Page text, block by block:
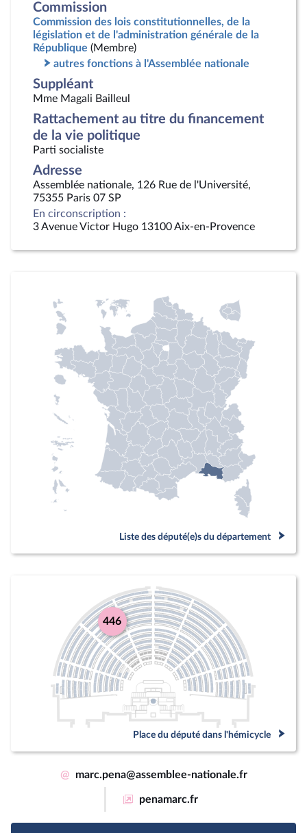
Commission
Commission des lois constitutionnelles, de la
législation et de l'administration générale de la
République (Membre)
autres fonctions à l'Assemblée nationale
Suppléant
Mme Magali Bailleul
Rattachement au titre du financement
de la vie politique
Parti socialiste
Adresse
Assemblée nationale, 126 Rue de l'Université,
75355 Paris 07 SP
En circonscription :
3 Avenue Victor Hugo 13100 Aix-en-Provence
Liste des député(e)s du département
446
Place du député dans l'hémicycle
@ marc.pena@assemblee-nationale.fr
penamarc.fr